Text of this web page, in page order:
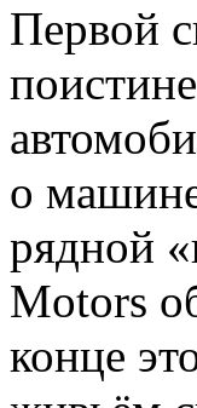
Первой
о
рядной
Motors
конце